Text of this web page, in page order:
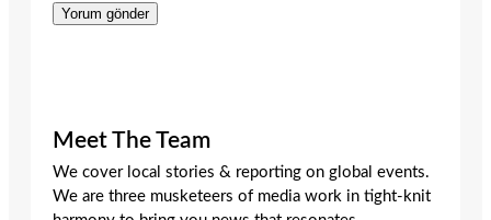
Meet The Team
We cover local stories & reporting on global events.
We are three musketeers of media work in tight-knit